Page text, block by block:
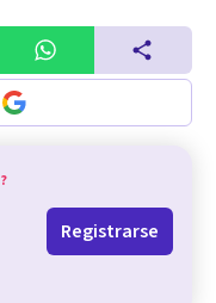
?
Registrarse